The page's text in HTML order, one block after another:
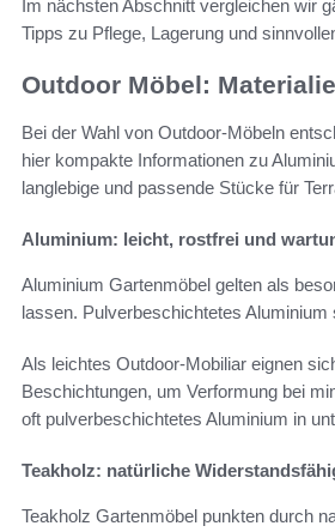
Im nächsten Abschnitt vergleichen wir
Tipps zu Pflege, Lagerung und
Outdoor Möbel:
Bei der Wahl von Outdoor-Möbeln
hier kompakte Informationen zu
langlebige und passende Stücke für
Aluminium: leicht, rostfrei und
Aluminium Gartenmöbel gelten als
lassen. Pulverbeschichtetes
Als leichtes Outdoor-Mobiliar eignen
Beschichtungen, um Verformung bei
oft pulverbeschichtetes Aluminium in
Teakholz: natürliche
Teakholz Gartenmöbel punkten durch